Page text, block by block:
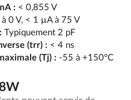
: < 0,855 V
0 V, < 1 µA à 75 V
Typiquement 2 pF
(trr) : < 4 ns
(Tj) : -55 à +150°C